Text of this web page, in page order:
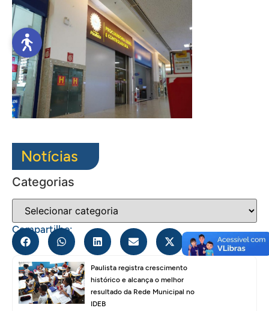
Notícias
Categorias
Compartilhe:
Paulista registra crescimento
histórico e alcança o melhor
resultado da Rede Municipal no
IDEB